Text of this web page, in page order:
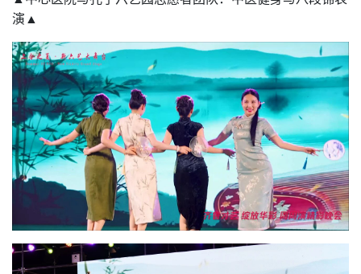
演▲